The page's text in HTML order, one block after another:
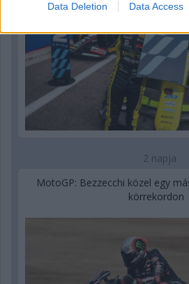
Data Deletion Data Access
2 napja
MotoGP: Bezzecchi közel egy
körrekordon